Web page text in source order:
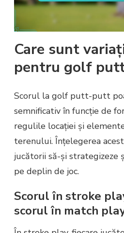
Care sunt
pentru golf
Scorul la golf putt-putt
semnificativ în funcție de
regulile locației și
terenului. Înțelegerea
jucătorii să-și strategizeze
pe deplin de joc.
Scorul în stroke
scorul în match